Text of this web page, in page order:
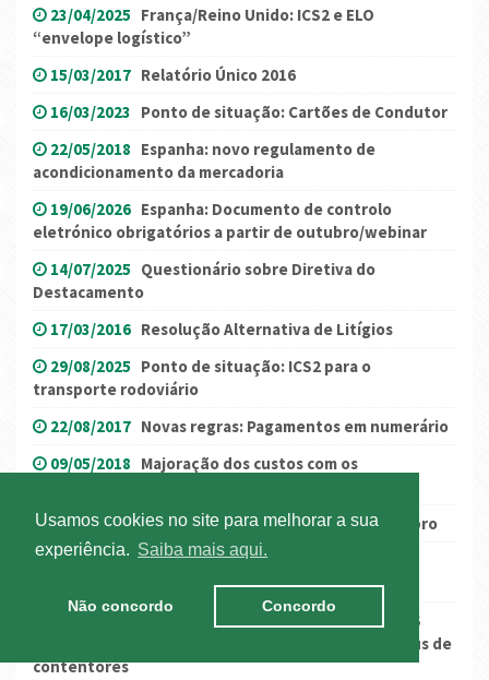
Usamos cookies no site para melhorar a sua
experiência.
Saiba mais aqui.
Não concordo Concordo
23/04/2025 França/Reino Unido: ICS2 e ELO
“envelope logístico”
15/03/2017 Relatório Único 2016
16/03/2023 Ponto de situação: Cartões de Condutor
22/05/2018 Espanha: novo regulamento de
acondicionamento da mercadoria
19/06/2026 Espanha: Documento de controlo
eletrónico obrigatórios a partir de outubro/webinar
14/07/2025 Questionário sobre Diretiva do
Destacamento
17/03/2016 Resolução Alternativa de Litígios
29/08/2025 Ponto de situação: ICS2 para o
transporte rodoviário
22/08/2017 Novas regras: Pagamentos em numerário
09/05/2018 Majoração dos custos com os
14/11/2019 Greve geral em França a 5 de dezembro
17/05/2016 Plataforma Oriental de Lisboa:
Porto de Lisboa: YILPORT e SOTAGUS
disponibilizam aplicações para informação de status de
contentores